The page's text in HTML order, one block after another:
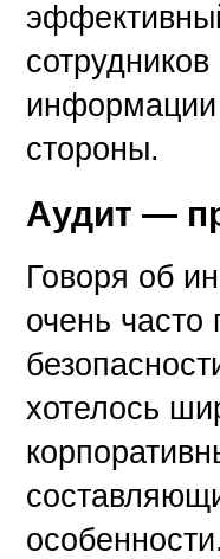
информации
стороны.
Аудит —
Говоря об
очень
хотелось